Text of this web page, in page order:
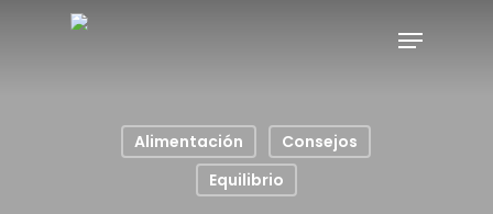
Alimentación
Consejos
Equilibrio